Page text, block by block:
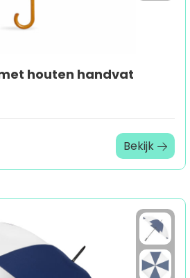
houten handvat
Bekijk